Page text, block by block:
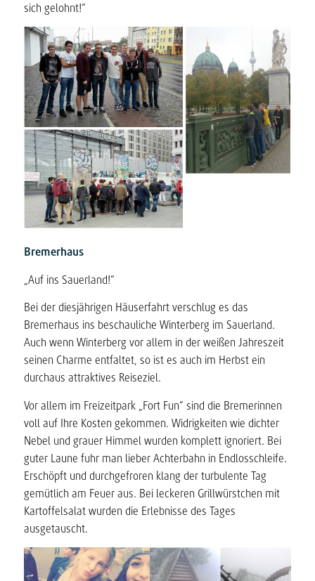
sich gelohnt!“
Bremerhaus
„Auf ins Sauerland!“
Bei der diesjährigen Häuserfahrt verschlug es das
Bremerhaus ins beschauliche Winterberg im Sauerland.
Auch wenn Winterberg vor allem in der weißen Jahreszeit
seinen Charme entfaltet, so ist es auch im Herbst ein
durchaus attraktives Reiseziel.
Vor allem im Freizeitpark „Fort Fun“ sind die Bremerinnen
voll auf Ihre Kosten gekommen. Widrigkeiten wie dichter
Nebel und grauer Himmel wurden komplett ignoriert. Bei
guter Laune fuhr man lieber Achterbahn in Endlosschleife.
Erschöpft und durchgefroren klang der turbulente Tag
gemütlich am Feuer aus. Bei leckeren Grillwürstchen mit
Kartoffelsalat wurden die Erlebnisse des Tages
ausgetauscht.